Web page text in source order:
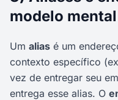
modelo
Um alias é um
contexto específico
vez de entregar seu
entrega esse alias. O